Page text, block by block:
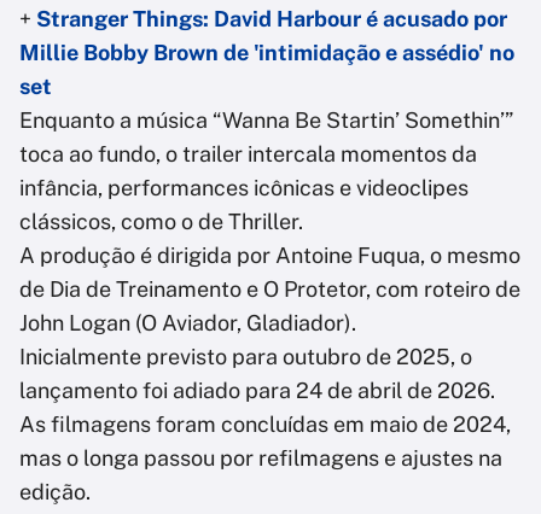
+ Stranger Things: David Harbour é acusado por
Millie Bobby Brown de 'intimidação e assédio' no
set
Enquanto a música “Wanna Be Startin’ Somethin’”
toca ao fundo, o trailer intercala momentos da
infância, performances icônicas e videoclipes
clássicos, como o de Thriller.
A produção é dirigida por Antoine Fuqua, o mesmo
de Dia de Treinamento e O Protetor, com roteiro de
John Logan (O Aviador, Gladiador).
Inicialmente previsto para outubro de 2025, o
lançamento foi adiado para 24 de abril de 2026.
As filmagens foram concluídas em maio de 2024,
mas o longa passou por refilmagens e ajustes na
edição.